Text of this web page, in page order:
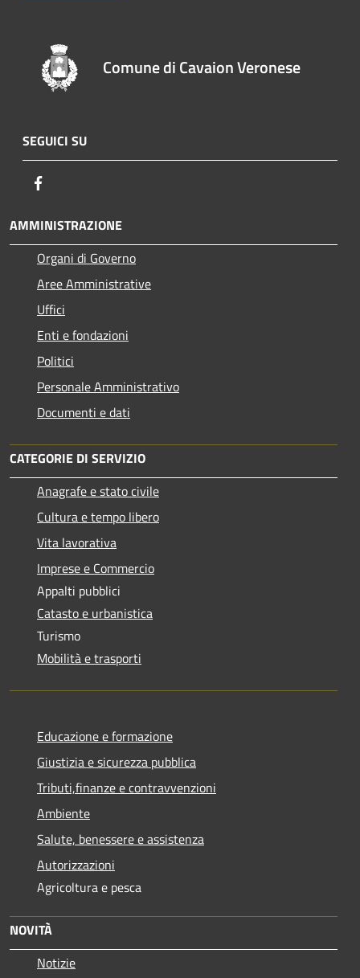
Comune di Cavaion Veronese
SEGUICI SU
AMMINISTRAZIONE
Organi di Governo
Aree Amministrative
Uffici
Enti e fondazioni
Politici
Personale Amministrativo
Documenti e dati
CATEGORIE DI SERVIZIO
Anagrafe e stato civile
Cultura e tempo libero
Vita lavorativa
Imprese e Commercio
Appalti pubblici
Catasto e urbanistica
Turismo
Mobilità e trasporti
Educazione e formazione
Giustizia e sicurezza pubblica
Tributi,finanze e contravvenzioni
Ambiente
Salute, benessere e assistenza
Autorizzazioni
Agricoltura e pesca
NOVITÀ
Notizie